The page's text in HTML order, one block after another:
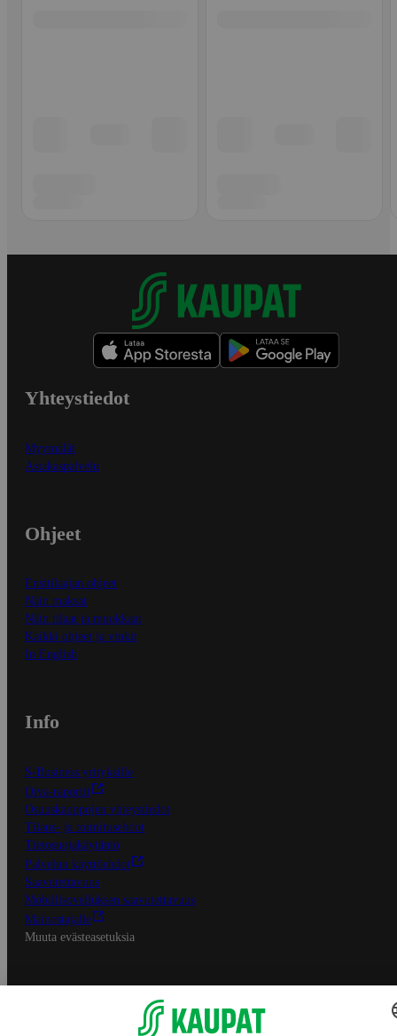
Yhteystiedot
Myymälät
Asiakaspalvelu
Ohjeet
Ensitilaajan ohjeet
Näin maksat
Näin tilaat ja muokkaat
Kaikki ohjeet ja vinkit
In English
Info
S-Business yrityksille
Oiva-raportit
Osuuskauppojen yhteystiedot
Tilaus- ja toimitusehdot
Tietosuojakäytäntö
Palvelun käyttöehdot
Saavutettavuus
Mobiilisovelluksen saavutettavuus
Mainostajalle
Muuta evästeasetuksia
S-ryhmän palvelut